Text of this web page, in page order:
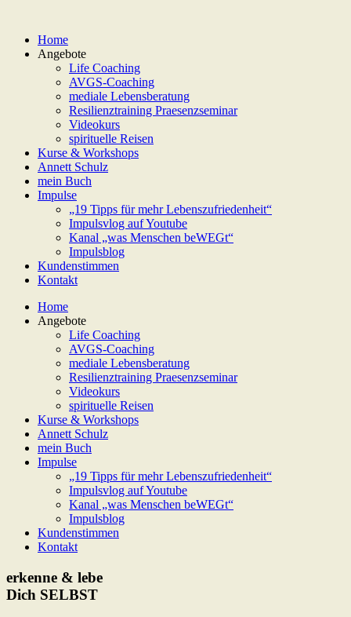
Home
Angebote
Life Coaching
AVGS-Coaching
mediale Lebensberatung
Resilienztraining Praesenzseminar
Videokurs
spirituelle Reisen
Kurse & Workshops
Annett Schulz
mein Buch
Impulse
„19 Tipps für mehr Lebenszufriedenheit“
Impulsvlog auf Youtube
Kanal „was Menschen beWEGt“
Impulsblog
Kundenstimmen
Kontakt
Home
Angebote
Life Coaching
AVGS-Coaching
mediale Lebensberatung
Resilienztraining Praesenzseminar
Videokurs
spirituelle Reisen
Kurse & Workshops
Annett Schulz
mein Buch
Impulse
„19 Tipps für mehr Lebenszufriedenheit“
Impulsvlog auf Youtube
Kanal „was Menschen beWEGt“
Impulsblog
Kundenstimmen
Kontakt
erkenne & lebe
Dich SELBST